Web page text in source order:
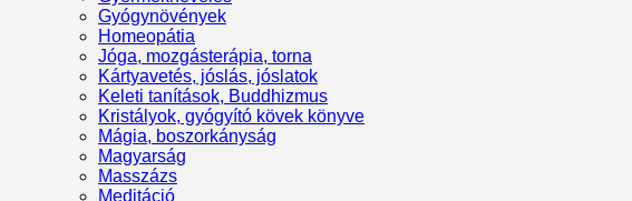
Gyógynövények
Homeopátia
Jóga, mozgásterápia, torna
Kártyavetés, jóslás, jóslatok
Keleti tanítások, Buddhizmus
Kristályok, gyógyító kövek könyve
Mágia, boszorkányság
Magyarság
Masszázs
Meditáció